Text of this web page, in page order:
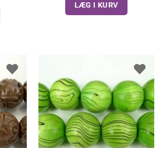
LÆG I KURV